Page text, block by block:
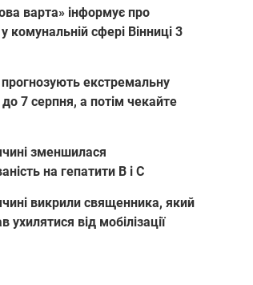
варта» інформує про
комунальній сфері Вінниці 3
прогнозують екстремальну
7 серпня, а потім чекайте
зменшилася
на гепатити В і С
викрили священника, який
ухилятися від мобілізації